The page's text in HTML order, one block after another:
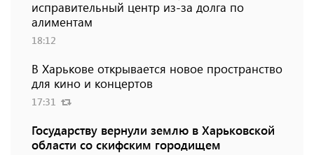
исправительный центр из-за долга по
алиментам
18:12
В Харькове открывается новое пространство
для кино и концертов
17:31
Государству вернули землю в Харьковской
области со скифским городищем